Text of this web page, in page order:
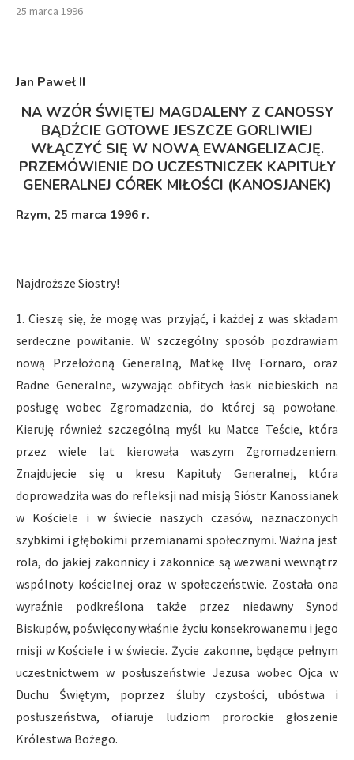
25 marca 1996
Jan Paweł II
NA WZÓR ŚWIĘTEJ MAGDALENY Z CANOSSY
BĄDŹCIE GOTOWE JESZCZE GORLIWIEJ
WŁĄCZYĆ SIĘ W NOWĄ EWANGELIZACJĘ.
PRZEMÓWIENIE DO UCZESTNICZEK KAPITUŁY
GENERALNEJ CÓREK MIŁOŚCI (KANOSJANEK)
Rzym, 25 marca 1996 r.
Najdroższe Siostry!
1. Cieszę się, że mogę was przyjąć, i każdej z was składam
serdeczne powitanie. W szczególny sposób pozdrawiam
nową Przełożoną Generalną, Matkę Ilvę Fornaro, oraz
Radne Generalne, wzywając obfitych łask niebieskich na
posługę wobec Zgromadzenia, do której są powołane.
Kieruję również szczególną myśl ku Matce Teście, która
przez wiele lat kierowała waszym Zgromadzeniem.
Znajdujecie się u kresu Kapituły Generalnej, która
doprowadziła was do refleksji nad misją Sióstr Kanossianek
w Kościele i w świecie naszych czasów, naznaczonych
szybkimi i głębokimi przemianami społecznymi. Ważna jest
rola, do jakiej zakonnicy i zakonnice są wezwani wewnątrz
wspólnoty kościelnej oraz w społeczeństwie. Została ona
wyraźnie podkreślona także przez niedawny Synod
Biskupów, poświęcony właśnie życiu konsekrowanemu i jego
misji w Kościele i w świecie. Życie zakonne, będące pełnym
uczestnictwem w posłuszeństwie Jezusa wobec Ojca w
Duchu Świętym, poprzez śluby czystości, ubóstwa i
posłuszeństwa, ofiaruje ludziom prorockie głoszenie
Królestwa Bożego.